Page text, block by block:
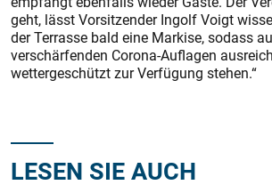
geht, lässt Vorsitzender Ingolf Voigt
der Terrasse bald eine Markise, sodass
verschärfenden Corona-Auflagen
wettergeschützt zur Verfügung stehen.“
LESEN SIE AUCH